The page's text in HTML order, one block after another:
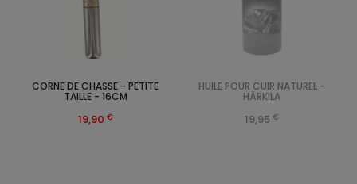
CORNE DE CHASSE - PETITE
TAILLE - 16CM
19,90 €
HUILE POUR CUIR NATUREL -
HÄRKILA
19,95 €